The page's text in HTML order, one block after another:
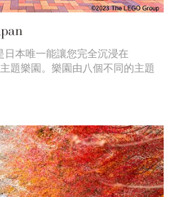
日本唯一能讓您完全沉浸在
題樂園。樂園由八個不同的主題